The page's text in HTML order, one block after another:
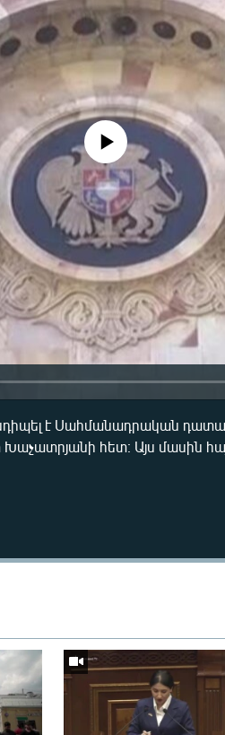
240p 360p
No media source currently available
է Սահմանադրական
հետ։ Այս մասին